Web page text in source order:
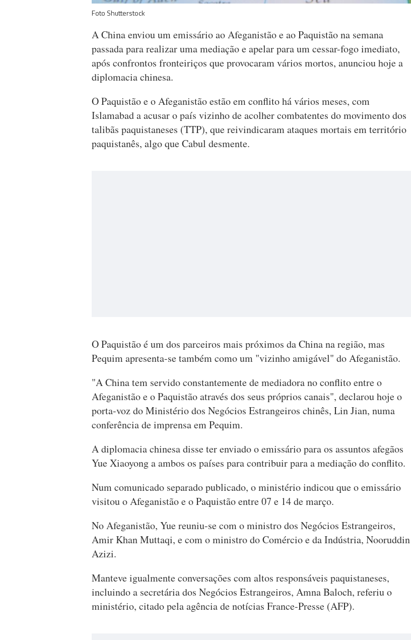
Foto Shutterstock
A China enviou um emissário ao Afeganistão e ao Paquistão na semana
passada para realizar uma mediação e apelar para um cessar-fogo imediato,
após confrontos fronteiriços que provocaram vários mortos, anunciou hoje a
diplomacia chinesa.
O Paquistão e o Afeganistão estão em conflito há vários meses, com
Islamabad a acusar o país vizinho de acolher combatentes do movimento dos
talibãs paquistaneses (TTP), que reivindicaram ataques mortais em território
paquistanês, algo que Cabul desmente.
O Paquistão é um dos parceiros mais próximos da China na região, mas
Pequim apresenta-se também como um "vizinho amigável" do Afeganistão.
"A China tem servido constantemente de mediadora no conflito entre o
Afeganistão e o Paquistão através dos seus próprios canais", declarou hoje o
porta-voz do Ministério dos Negócios Estrangeiros chinês, Lin Jian, numa
conferência de imprensa em Pequim.
A diplomacia chinesa disse ter enviado o emissário para os assuntos afegãos
Yue Xiaoyong a ambos os países para contribuir para a mediação do conflito.
Num comunicado separado publicado, o ministério indicou que o emissário
visitou o Afeganistão e o Paquistão entre 07 e 14 de março.
No Afeganistão, Yue reuniu-se com o ministro dos Negócios Estrangeiros,
Amir Khan Muttaqi, e com o ministro do Comércio e da Indústria, Nooruddin
Azizi.
Manteve igualmente conversações com altos responsáveis paquistaneses,
incluindo a secretária dos Negócios Estrangeiros, Amna Baloch, referiu o
ministério, citado pela agência de notícias France-Presse (AFP).